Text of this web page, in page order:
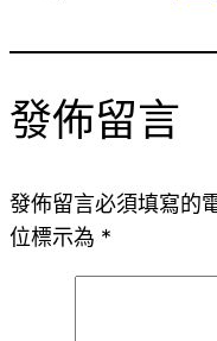
發佈留言
發佈留言必須填寫的
位標示為 *